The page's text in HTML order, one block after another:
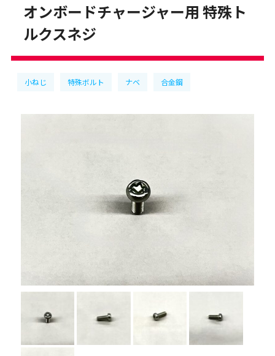
オンボードチャージャー用 特殊ト
ルクスネジ
小ねじ 特殊ボルト ナベ 合金鋼